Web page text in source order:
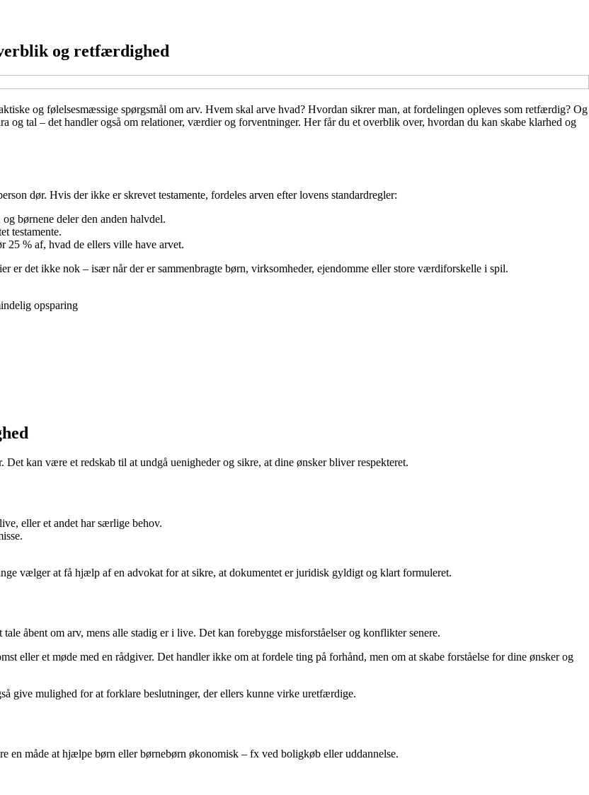
og retfærdighed
og følelsesmæssige spørgsmål om arv. Hvem skal arve hvad? Hvordan sikrer man, at fordelingen opleves som retfærdig? Og
tal – det handler også om relationer, værdier og forventninger. Her får du et overblik over, hvordan du kan skabe klarhed og
dør. Hvis der ikke er skrevet testamente, fordeles arven efter lovens standardregler:
børnene deler den anden halvdel.
testamente.
25 % af, hvad de ellers ville have arvet.
er det ikke nok – især når der er sammenbragte børn, virksomheder, ejendomme eller store værdiforskelle i spil.
opsparing
kan være et redskab til at undgå uenigheder og sikre, at dine ønsker bliver respekteret.
eller et andet har særlige behov.
vælger at få hjælp af en advokat for at sikre, at dokumentet er juridisk gyldigt og klart formuleret.
åbent om arv, mens alle stadig er i live. Det kan forebygge misforståelser og konflikter senere.
eller et møde med en rådgiver. Det handler ikke om at fordele ting på forhånd, men om at skabe forståelse for dine ønsker og
give mulighed for at forklare beslutninger, der ellers kunne virke uretfærdige.
en måde at hjælpe børn eller børnebørn økonomisk – fx ved boligkøb eller uddannelse.